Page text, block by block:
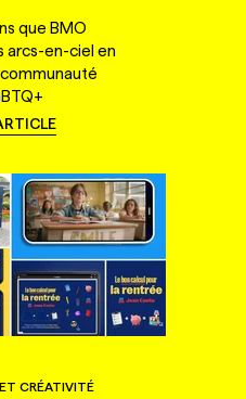
que BMO
arcs-en-ciel en
CRÉATIVITÉ